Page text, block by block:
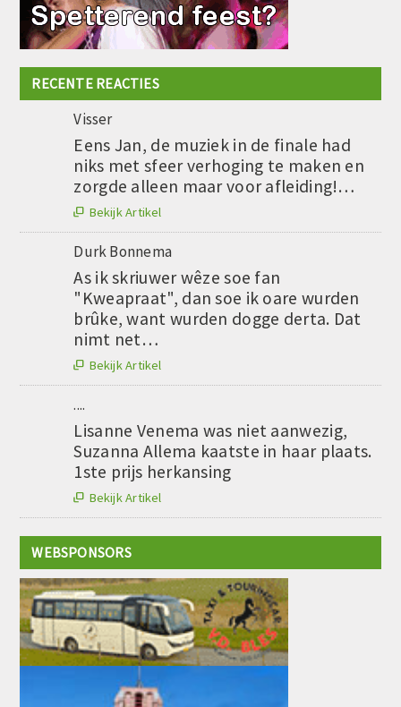
RECENTE REACTIES
Visser
Eens Jan, de muziek in de finale had
niks met sfeer verhoging te maken en
zorgde alleen maar voor afleiding!…
 Bekijk Artikel
Durk Bonnema
As ik skriuwer wêze soe fan
"Kweapraat", dan soe ik oare wurden
brûke, want wurden dogge derta. Dat
nimt net…
 Bekijk Artikel
....
Lisanne Venema was niet aanwezig,
Suzanna Allema kaatste in haar plaats.
1ste prijs herkansing
 Bekijk Artikel
WEBSPONSORS